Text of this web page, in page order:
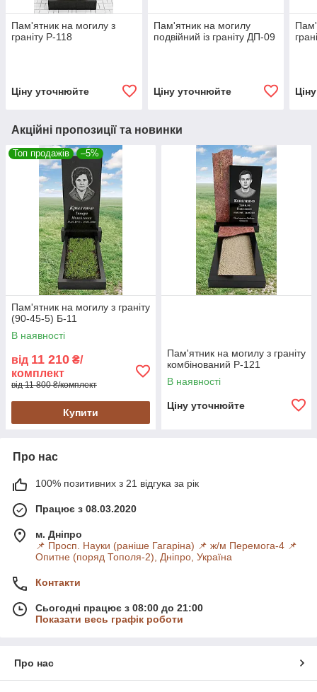
Пам'ятник на могилу з
граніту Р-118
Ціну уточнюйте
Пам'ятник на могилу
подвійний із граніту ДП-09
Ціну уточнюйте
Акційні пропозиції та новинки
Топ продажів –5%
Пам'ятник на могилу з граніту
(90-45-5) Б-11
В наявності
від 11 210 ₴/
комплект
від 11 800 ₴/комплект
Купити
Пам'ятник на могилу з граніту
комбінований Р-121
В наявності
Ціну уточнюйте
Про нас
100% позитивних з 21 відгука за рік
Працює з 08.03.2020
м. Дніпро
📌 Просп. Науки (раніше Гагаріна) 📌 ж/м Перемога-4 📌
Опитне (поряд Тополя-2), Дніпро, Україна
Контакти
Сьогодні працює з 08:00 до 21:00
Показати весь графік роботи
Про нас